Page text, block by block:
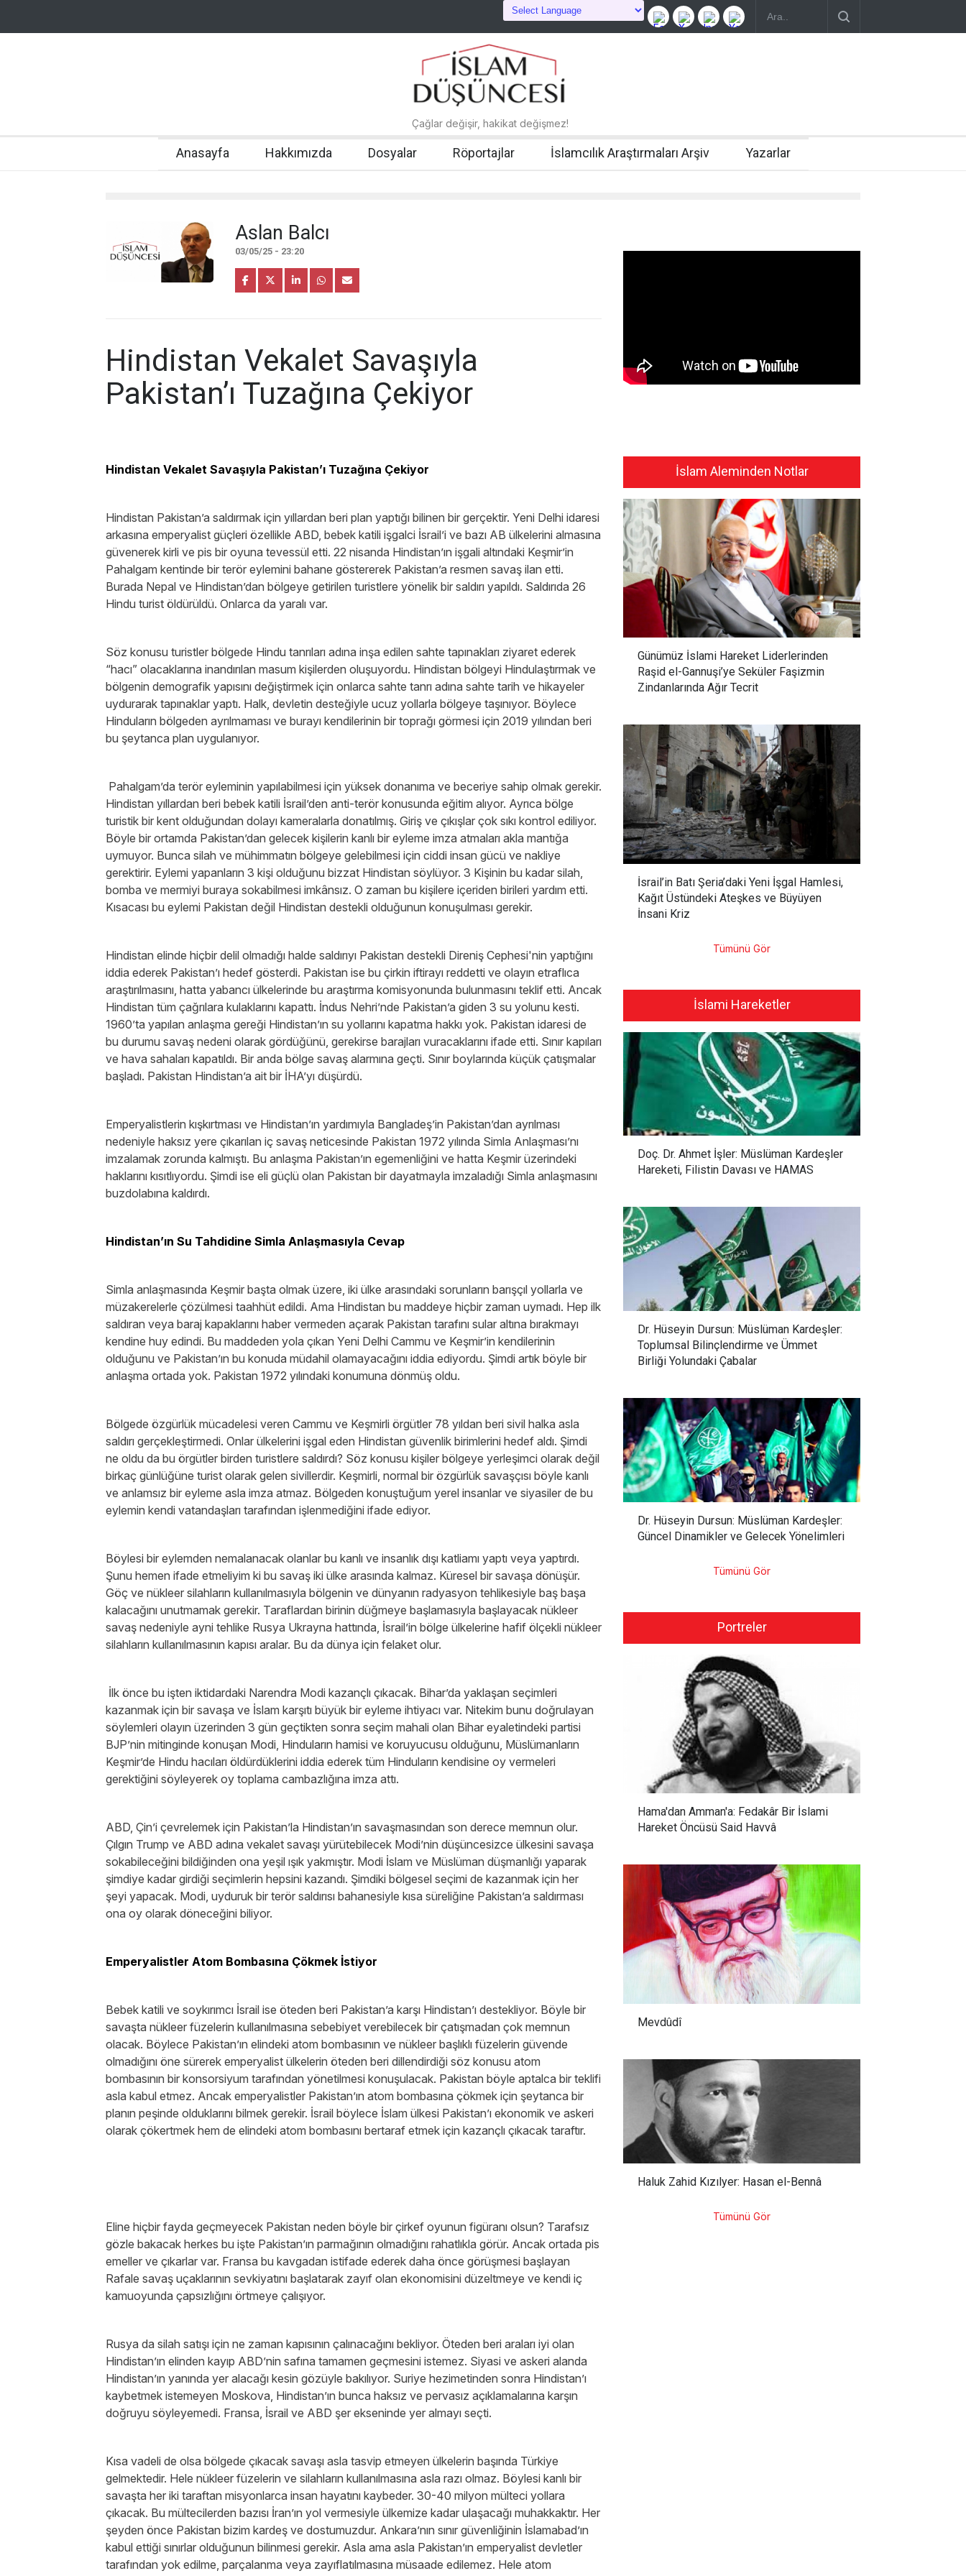
Çağlar değişir, hakikat değişmez!
Anasayfa Hakkımızda Dosyalar Röportajlar İslamcılık Araştırmaları Arşiv Yazarlar
Aslan Balcı
03/05/25 - 23:20
Hindistan Vekalet Savaşıyla
Pakistan’ı Tuzağına Çekiyor
Hindistan Vekalet Savaşıyla Pakistan’ı Tuzağına Çekiyor
Hindistan Pakistan’a saldırmak için yıllardan beri plan yaptığı bilinen bir gerçektir. Yeni Delhi idaresi
arkasına emperyalist güçleri özellikle ABD, bebek katili işgalci İsrail’i ve bazı AB ülkelerini almasına
güvenerek kirli ve pis bir oyuna tevessül etti. 22 nisanda Hindistan’ın işgali altındaki Keşmir’in
Pahalgam kentinde bir terör eylemini bahane göstererek Pakistan’a resmen savaş ilan etti.
Burada Nepal ve Hindistan’dan bölgeye getirilen turistlere yönelik bir saldırı yapıldı. Saldırıda 26
Hindu turist öldürüldü. Onlarca da yaralı var.
Söz konusu turistler bölgede Hindu tanrıları adına inşa edilen sahte tapınakları ziyaret ederek
“hacı” olacaklarına inandırılan masum kişilerden oluşuyordu. Hindistan bölgeyi Hindulaştırmak ve
bölgenin demografik yapısını değiştirmek için onlarca sahte tanrı adına sahte tarih ve hikayeler
uydurarak tapınaklar yaptı. Halk, devletin desteğiyle ucuz yollarla bölgeye taşınıyor. Böylece
Hinduların bölgeden ayrılmaması ve burayı kendilerinin bir toprağı görmesi için 2019 yılından beri
bu şeytanca plan uygulanıyor.
Pahalgam’da terör eyleminin yapılabilmesi için yüksek donanıma ve beceriye sahip olmak gerekir.
Hindistan yıllardan beri bebek katili İsrail’den anti-terör konusunda eğitim alıyor. Ayrıca bölge
turistik bir kent olduğundan dolayı kameralarla donatılmış. Giriş ve çıkışlar çok sıkı kontrol ediliyor.
Böyle bir ortamda Pakistan’dan gelecek kişilerin kanlı bir eyleme imza atmaları akla mantığa
uymuyor. Bunca silah ve mühimmatın bölgeye gelebilmesi için ciddi insan gücü ve nakliye
gerektirir. Eylemi yapanların 3 kişi olduğunu bizzat Hindistan söylüyor. 3 Kişinin bu kadar silah,
bomba ve mermiyi buraya sokabilmesi imkânsız. O zaman bu kişilere içeriden birileri yardım etti.
Kısacası bu eylemi Pakistan değil Hindistan destekli olduğunun konuşulması gerekir.
Hindistan elinde hiçbir delil olmadığı halde saldırıyı Pakistan destekli Direniş Cephesi'nin yaptığını
iddia ederek Pakistan’ı hedef gösterdi. Pakistan ise bu çirkin iftirayı reddetti ve olayın etraflıca
araştırılmasını, hatta yabancı ülkelerinde bu araştırma komisyonunda bulunmasını teklif etti. Ancak
Hindistan tüm çağrılara kulaklarını kapattı. İndus Nehri’nde Pakistan’a giden 3 su yolunu kesti.
1960’ta yapılan anlaşma gereği Hindistan’ın su yollarını kapatma hakkı yok. Pakistan idaresi de
bu durumu savaş nedeni olarak gördüğünü, gerekirse barajları vuracaklarını ifade etti. Sınır kapıları
ve hava sahaları kapatıldı. Bir anda bölge savaş alarmına geçti. Sınır boylarında küçük çatışmalar
başladı. Pakistan Hindistan’a ait bir İHA’yı düşürdü.
Emperyalistlerin kışkırtması ve Hindistan’ın yardımıyla Bangladeş’in Pakistan’dan ayrılması
nedeniyle haksız yere çıkarılan iç savaş neticesinde Pakistan 1972 yılında Simla Anlaşması’nı
imzalamak zorunda kalmıştı. Bu anlaşma Pakistan’ın egemenliğini ve hatta Keşmir üzerindeki
haklarını kısıtlıyordu. Şimdi ise eli güçlü olan Pakistan bir dayatmayla imzaladığı Simla anlaşmasını
buzdolabına kaldırdı.
Hindistan’ın Su Tahdidine Simla Anlaşmasıyla Cevap
Simla anlaşmasında Keşmir başta olmak üzere, iki ülke arasındaki sorunların barışçıl yollarla ve
müzakerelerle çözülmesi taahhüt edildi. Ama Hindistan bu maddeye hiçbir zaman uymadı. Hep ilk
saldıran veya baraj kapaklarını haber vermeden açarak Pakistan tarafını sular altına bırakmayı
kendine huy edindi. Bu maddeden yola çıkan Yeni Delhi Cammu ve Keşmir’in kendilerinin
olduğunu ve Pakistan’ın bu konuda müdahil olamayacağını iddia ediyordu. Şimdi artık böyle bir
anlaşma ortada yok. Pakistan 1972 yılındaki konumuna dönmüş oldu.
Bölgede özgürlük mücadelesi veren Cammu ve Keşmirli örgütler 78 yıldan beri sivil halka asla
saldırı gerçekleştirmedi. Onlar ülkelerini işgal eden Hindistan güvenlik birimlerini hedef aldı. Şimdi
ne oldu da bu örgütler birden turistlere saldırdı? Söz konusu kişiler bölgeye yerleşimci olarak değil
birkaç günlüğüne turist olarak gelen sivillerdir. Keşmirli, normal bir özgürlük savaşçısı böyle kanlı
ve anlamsız bir eyleme asla imza atmaz. Bölgeden konuştuğum yerel insanlar ve siyasiler de bu
eylemin kendi vatandaşları tarafından işlenmediğini ifade ediyor.
Böylesi bir eylemden nemalanacak olanlar bu kanlı ve insanlık dışı katliamı yaptı veya yaptırdı.
Şunu hemen ifade etmeliyim ki bu savaş iki ülke arasında kalmaz. Küresel bir savaşa dönüşür.
Göç ve nükleer silahların kullanılmasıyla bölgenin ve dünyanın radyasyon tehlikesiyle baş başa
kalacağını unutmamak gerekir. Taraflardan birinin düğmeye başlamasıyla başlayacak nükleer
savaş nedeniyle ayni tehlike Rusya Ukrayna hattında, İsrail’in bölge ülkelerine hafif ölçekli nükleer
silahların kullanılmasının kapısı aralar. Bu da dünya için felaket olur.
İlk önce bu işten iktidardaki Narendra Modi kazançlı çıkacak. Bihar’da yaklaşan seçimleri
kazanmak için bir savaşa ve İslam karşıtı büyük bir eyleme ihtiyacı var. Nitekim bunu doğrulayan
söylemleri olayın üzerinden 3 gün geçtikten sonra seçim mahali olan Bihar eyaletindeki partisi
BJP’nin mitinginde konuşan Modi, Hinduların hamisi ve koruyucusu olduğunu, Müslümanların
Keşmir’de Hindu hacıları öldürdüklerini iddia ederek tüm Hinduların kendisine oy vermeleri
gerektiğini söyleyerek oy toplama cambazlığına imza attı.
ABD, Çin’i çevrelemek için Pakistan’la Hindistan’ın savaşmasından son derece memnun olur.
Çılgın Trump ve ABD adına vekalet savaşı yürütebilecek Modi’nin düşüncesizce ülkesini savaşa
sokabileceğini bildiğinden ona yeşil ışık yakmıştır. Modi İslam ve Müslüman düşmanlığı yaparak
şimdiye kadar girdiği seçimlerin hepsini kazandı. Şimdiki bölgesel seçimi de kazanmak için her
şeyi yapacak. Modi, uyduruk bir terör saldırısı bahanesiyle kısa süreliğine Pakistan’a saldırması
ona oy olarak döneceğini biliyor.
Emperyalistler Atom Bombasına Çökmek İstiyor
Bebek katili ve soykırımcı İsrail ise öteden beri Pakistan’a karşı Hindistan’ı destekliyor. Böyle bir
savaşta nükleer füzelerin kullanılmasına sebebiyet verebilecek bir çatışmadan çok memnun
olacak. Böylece Pakistan’ın elindeki atom bombasının ve nükleer başlıklı füzelerin güvende
olmadığını öne sürerek emperyalist ülkelerin öteden beri dillendirdiği söz konusu atom
bombasının bir konsorsiyum tarafından yönetilmesi konuşulacak. Pakistan böyle aptalca bir teklifi
asla kabul etmez. Ancak emperyalistler Pakistan’ın atom bombasına çökmek için şeytanca bir
planın peşinde olduklarını bilmek gerekir. İsrail böylece İslam ülkesi Pakistan’ı ekonomik ve askeri
olarak çökertmek hem de elindeki atom bombasını bertaraf etmek için kazançlı çıkacak taraftır.
Eline hiçbir fayda geçmeyecek Pakistan neden böyle bir çirkef oyunun figüranı olsun? Tarafsız
gözle bakacak herkes bu işte Pakistan’ın parmağının olmadığını rahatlıkla görür. Ancak ortada pis
emeller ve çıkarlar var. Fransa bu kavgadan istifade ederek daha önce görüşmesi başlayan
Rafale savaş uçaklarının sevkiyatını başlatarak zayıf olan ekonomisini düzeltmeye ve kendi iç
kamuoyunda çapsızlığını örtmeye çalışıyor.
Rusya da silah satışı için ne zaman kapısının çalınacağını bekliyor. Öteden beri araları iyi olan
Hindistan’ın elinden kayıp ABD’nin safına tamamen geçmesini istemez. Siyasi ve askeri alanda
Hindistan’ın yanında yer alacağı kesin gözüyle bakılıyor. Suriye hezimetinden sonra Hindistan’ı
kaybetmek istemeyen Moskova, Hindistan’ın bunca haksız ve pervasız açıklamalarına karşın
doğruyu söyleyemedi. Fransa, İsrail ve ABD şer ekseninde yer almayı seçti.
Kısa vadeli de olsa bölgede çıkacak savaşı asla tasvip etmeyen ülkelerin başında Türkiye
gelmektedir. Hele nükleer füzelerin ve silahların kullanılmasına asla razı olmaz. Böylesi kanlı bir
savaşta her iki taraftan misyonlarca insan hayatını kaybeder. 30-40 milyon mülteci yollara
çıkacak. Bu mültecilerden bazısı İran’ın yol vermesiyle ülkemize kadar ulaşacağı muhakkaktır. Her
şeyden önce Pakistan bizim kardeş ve dostumuzdur. Ankara’nın sınır güvenliğinin İslamabad’ın
kabul ettiği sınırlar olduğunun bilinmesi gerekir. Asla ama asla Pakistan’ın emperyalist devletler
tarafından yok edilme, parçalanma veya zayıflatılmasına müsaade edilemez. Hele atom
İslam Aleminden Notlar
Günümüz İslami Hareket Liderlerinden
Raşid el-Gannuşi’ye Seküler Faşizmin
Zindanlarında Ağır Tecrit
İsrail’in Batı Şeria’daki Yeni İşgal Hamlesi,
Kağıt Üstündeki Ateşkes ve Büyüyen
İnsani Kriz
Tümünü Gör
İslami Hareketler
Doç. Dr. Ahmet İşler: Müslüman Kardeşler
Hareketi, Filistin Davası ve HAMAS
Dr. Hüseyin Dursun: Müslüman Kardeşler:
Toplumsal Bilinçlendirme ve Ümmet
Birliği Yolundaki Çabalar
Dr. Hüseyin Dursun: Müslüman Kardeşler:
Güncel Dinamikler ve Gelecek Yönelimleri
Tümünü Gör
Portreler
Hama'dan Amman'a: Fedakâr Bir İslami
Hareket Öncüsü Said Havvâ
Mevdûdî
Haluk Zahid Kızılyer: Hasan el-Bennâ
Tümünü Gör